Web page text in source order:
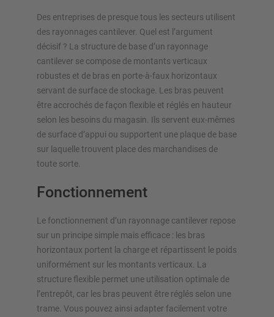
Des entreprises de presque tous les secteurs utilisent
des rayonnages cantilever. Quel est l’argument
décisif ? La structure de base d’un rayonnage
cantilever se compose de montants verticaux
robustes et de bras en porte-à-faux horizontaux
servant de surface de stockage. Les bras peuvent
être accrochés de façon flexible et réglés en hauteur
selon les besoins du magasin. Ils servent eux-mêmes
de surface d’appui ou supportent une plaque de base
sur laquelle trouvent place des marchandises de
toute sorte.
Fonctionnement
Le fonctionnement d’un rayonnage cantilever repose
sur un principe simple mais efficace : les bras
horizontaux portent la charge et répartissent le poids
uniformément sur les montants verticaux. La
structure flexible permet une utilisation optimale de
l’entrepôt, car les bras peuvent être réglés selon une
trame. Vous pouvez ainsi adapter facilement votre
nos configurateurs – y compris la demande directe
Configurer le rayonnage maintenant